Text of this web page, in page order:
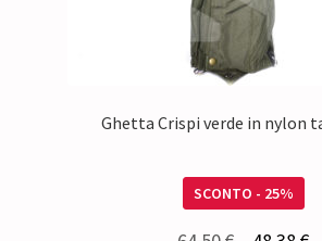
Ghetta Crispi verde in nylon
SCONTO - 25%